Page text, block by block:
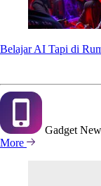
Belajar AI Tapi di
Gadget
More